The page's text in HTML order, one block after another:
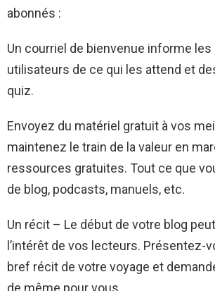
abonnés :
Un courriel de bienvenue informe les
utilisateurs de ce qui les attend et
quiz.
Envoyez du matériel gratuit à vos
maintenez le train de la valeur en
ressources gratuites. Tout ce que
de blog, podcasts, manuels, etc.
Un récit – Le début de votre blog
l’intérêt de vos lecteurs. Présentez-
bref récit de votre voyage et
de même pour vous.